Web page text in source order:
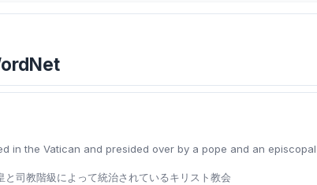
in the Vatican and presided over by a pope and an episcopal
と司教階級によって統治されているキリスト教会